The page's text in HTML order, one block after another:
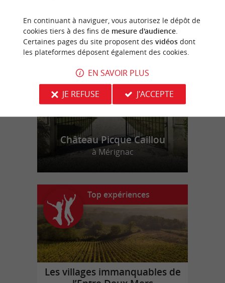
n
o
t
r
e
c
o
u
p
d
e
c
o
e
u
r
Château Picque Caillou
à Mérignac
Top expériences
Les villages immanquables de
En continuant à naviguer, vous autorisez le dépôt de
cookies tiers à des fins de mesure d'audience.
Certaines pages du site proposent des vidéosdont
les plateformes déposent également des cookies.
EN SAVOIR PLUS
JE REFUSE
J'ACCEPTE